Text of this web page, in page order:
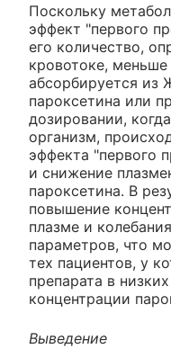
Поскольку
эффект "первого
его количество,
кровотоке, меньше
абсорбируется из
пароксетина или
дозировании,
организм,
эффекта "первого
и снижение
пароксетина. В
повышение
плазме и
параметров, что
тех пациентов, у
препарата в
концентрации
Выведение